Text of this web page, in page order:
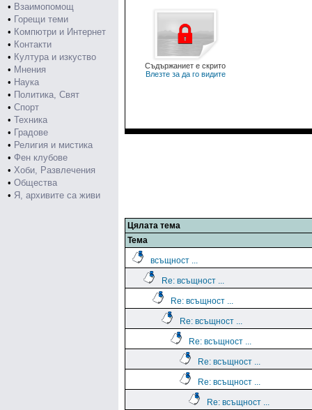
• Взаимопомощ
• Горещи теми
• Компютри и Интернет
• Контакти
• Култура и изкуство
• Мнения
• Наука
• Политика, Свят
• Спорт
• Техника
• Градове
• Религия и мистика
• Фен клубове
• Хоби, Развлечения
• Общества
• Я, архивите са живи
Съдържаниет е скрито
Влезте за да го видите
Цялата тема
Тема
всъщност ...
Re: всъщност ...
Re: всъщност ...
Re: всъщност ...
Re: всъщност ...
Re: всъщност ...
Re: всъщност ...
Re: всъщност ...